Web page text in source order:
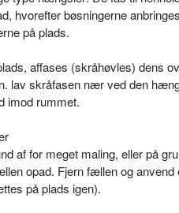
hvorefter bøsningerne
på plads.
affases (skråhøvles) dens
lav skråfasen nær ved den
imod rummet.
af for meget maling, eller på
opad. Fjern fællen og
på plads igen).